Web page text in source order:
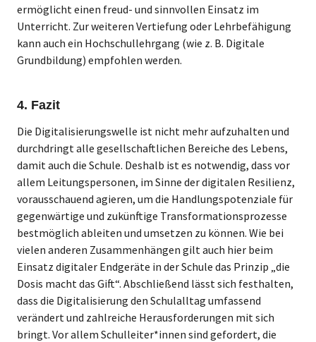
ermöglicht einen freud- und sinnvollen Einsatz im
Unterricht. Zur weiteren Vertiefung oder Lehrbefähigung
kann auch ein Hochschullehrgang (wie z. B. Digitale
Grundbildung) empfohlen werden.
4. Fazit
Die Digitalisierungswelle ist nicht mehr aufzuhalten und
durchdringt alle gesellschaftlichen Bereiche des Lebens,
damit auch die Schule. Deshalb ist es notwendig, dass vor
allem Leitungspersonen, im Sinne der digitalen Resilienz,
vorausschauend agieren, um die Handlungspotenziale für
gegenwärtige und zukünftige Transformationsprozesse
bestmöglich ableiten und umsetzen zu können. Wie bei
vielen anderen Zusammenhängen gilt auch hier beim
Einsatz digitaler Endgeräte in der Schule das Prinzip „die
Dosis macht das Gift“. Abschließend lässt sich festhalten,
dass die Digitalisierung den Schulalltag umfassend
verändert und zahlreiche Herausforderungen mit sich
bringt. Vor allem Schulleiter*innen sind gefordert, die